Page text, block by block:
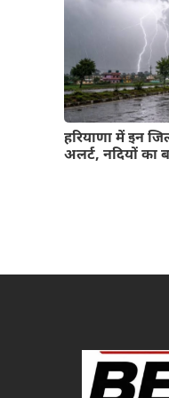
हरियाणा में इन
अलर्ट, नदियों का